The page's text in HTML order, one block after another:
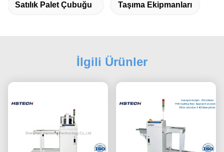
Satılık Palet Çubuğu Taşıma Ekipmanları
İlgili Ürünler